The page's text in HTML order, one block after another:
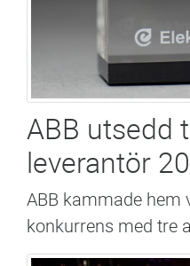
ABB utsedd
leverantör
ABB kammade hem
konkurrens med tre